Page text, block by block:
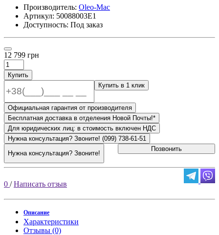
Производитель: Oleo-Mac
Артикул: 50088003E1
Доступность: Под заказ
12 799 грн
Купить
Купить в 1 клик
Официальная гарантия от производителя
Бесплатная доставка в отделения Новой Почты!*
Для юридических лиц: в стоимость включен НДС
Нужна консультация? Звоните! (099) 738-61-51
Нужна консультация? Звоните!
Позвонить
0 /Написать отзыв
Описание
Характеристики
Отзывы (0)